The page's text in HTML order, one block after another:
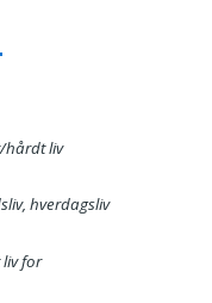
liv
hverdagsliv
liv for